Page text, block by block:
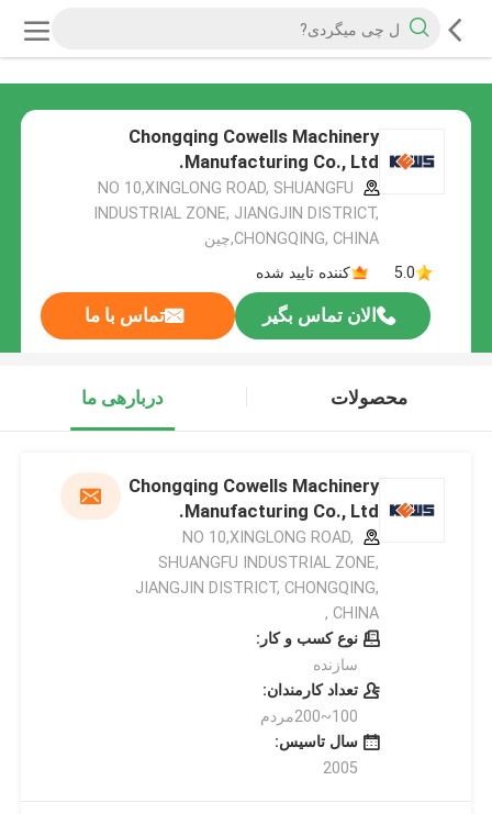
Chongqing Cowells Machinery
Manufacturing Co., Ltd.
NO 10,XINGLONG ROAD, SHUANGFU
INDUSTRIAL ZONE, JIANGJIN DISTRICT,
CHONGQING, CHINA,چین
5.0
کننده تایید شده
الان تماس بگیر تماس با ما
محصولات دربارهی ما
Chongqing Cowells Machinery
Manufacturing Co., Ltd.
NO 10,XINGLONG ROAD,
SHUANGFU INDUSTRIAL ZONE,
JIANGJIN DISTRICT, CHONGQING,
CHINA ,
نوع کسب و کار:
سازنده
تعداد کارمندان:
100~200مردم
سال تاسیس:
2005